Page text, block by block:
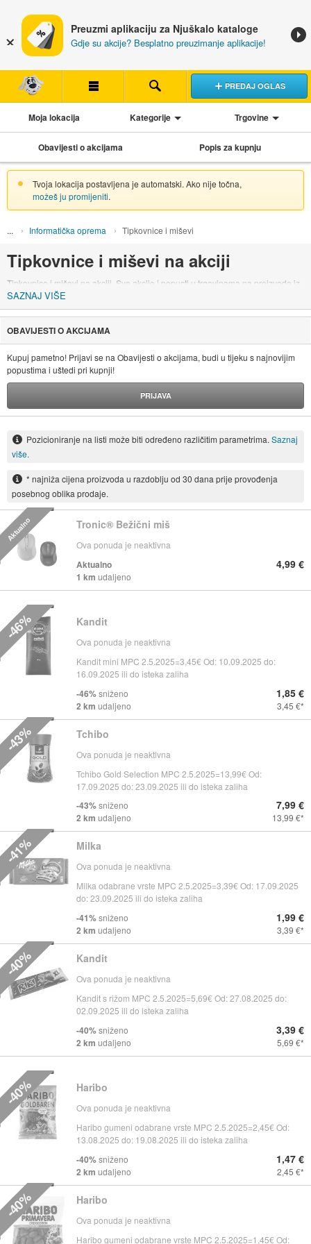
Preuzmi aplikaciju za Njuškalo kataloge
Gdje su akcije? Besplatno preuzimanje aplikacije!
PREDAJ OGLAS
Moja lokacija Kategorije Trgovine
Obavijesti o akcijama Popis za kupnju
Tvoja lokacija postavljena je automatski. Ako nije točna,
možeš ju promijeniti.
Informatička oprema Tipkovnice i miševi
Tipkovnice i miševi na akciji
Tipkovnice i miševi na akciji. Sve akcije i popusti u trgovinama na proizvode iz
kategorije tipkovnice i miševi.
SAZNAJ VIŠE
OBAVIJESTI O AKCIJAMA
Kupuj pametno! Prijavi se na Obavijesti o akcijama, budi u tijeku s najnovijim
popustima i uštedi pri kupnji!
PRIJAVA
Pozicioniranje na listi može biti određeno različitim parametrima. Saznaj
više.
* najniža cijena proizvoda u razdoblju od 30 dana prije provođenja
posebnog oblika prodaje.
Tronic® Bežični miš
Ova ponuda je neaktivna
Aktualno
1 km udaljeno
4,99 €
Aktualno
Kandit
Ova ponuda je neaktivna
Kandit mini MPC 2.5.2025=3,45€ Od: 10.09.2025 do:
16.09.2025 ili do isteka zaliha
-46%sniženo
2 km udaljeno
1,85 €
3,45 €
-46%
Tchibo
Ova ponuda je neaktivna
Tchibo Gold Selection MPC 2.5.2025=13,99€ Od:
17.09.2025 do: 23.09.2025 ili do isteka zaliha
-43%sniženo
2 km udaljeno
7,99 €
13,99 €
-43%
Milka
Ova ponuda je neaktivna
Milka odabrane vrste MPC 2.5.2025=3,39€ Od: 17.09.2025
do: 23.09.2025 ili do isteka zaliha
-41%sniženo
2 km udaljeno
1,99 €
3,39 €
-41%
Kandit
Ova ponuda je neaktivna
Kandit s rižom MPC 2.5.2025=5,69€ Od: 27.08.2025 do:
02.09.2025 ili do isteka zaliha
-40%sniženo
2 km udaljeno
3,39 €
5,69 €
-40%
Haribo
Ova ponuda je neaktivna
Haribo gumeni odabrane vrste MPC 2.5.2025=2,45€ Od:
13.08.2025 do: 19.08.2025 ili do isteka zaliha
-40%sniženo
2 km udaljeno
1,47 €
2,45 €
-40%
Haribo
Ova ponuda je neaktivna
Haribo gumeni odabrane vrste MPC 2.5.2025=1,45€ Od:
-40%